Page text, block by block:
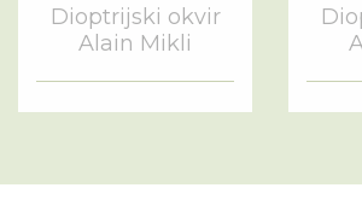
Dioptrijski okvir
Alain Mikli